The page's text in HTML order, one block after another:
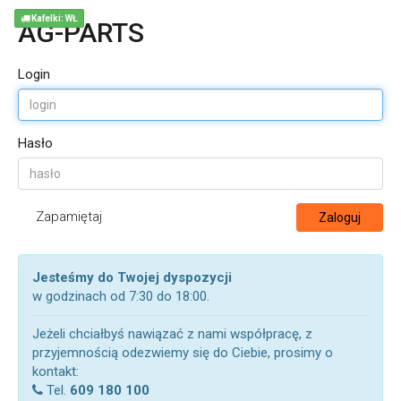
AG-PARTS
Login
Hasło
Zapamiętaj Zaloguj
Jesteśmy do Twojej dyspozycji
w godzinach od 7:30 do 18:00.
Jeżeli chciałbyś nawiązać z nami współpracę, z
przyjemnością odezwiemy się do Ciebie, prosimy o
kontakt:
Tel. 609 180 100
Kafelki: WŁ